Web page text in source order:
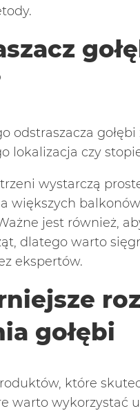
odstraszacza
lokalizacja czy
wystarczą
większych
jest również,
dlatego warto
ekspertów.
gołębi
które
warto wykorzystać